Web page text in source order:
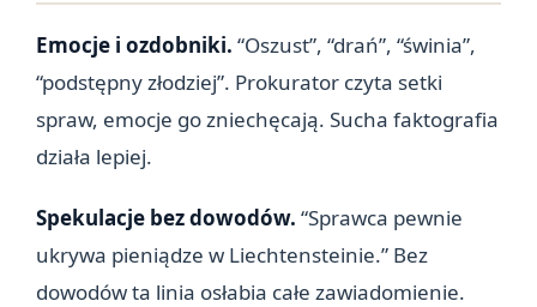
Emocje i ozdobniki. “Oszust”, “drań”, “świnia”,
“podstępny złodziej”. Prokurator czyta setki
spraw, emocje go zniechęcają. Sucha faktografia
działa lepiej.
Spekulacje bez dowodów. “Sprawca pewnie
ukrywa pieniądze w Liechtensteinie.” Bez
dowodów ta linia osłabia całe zawiadomienie.